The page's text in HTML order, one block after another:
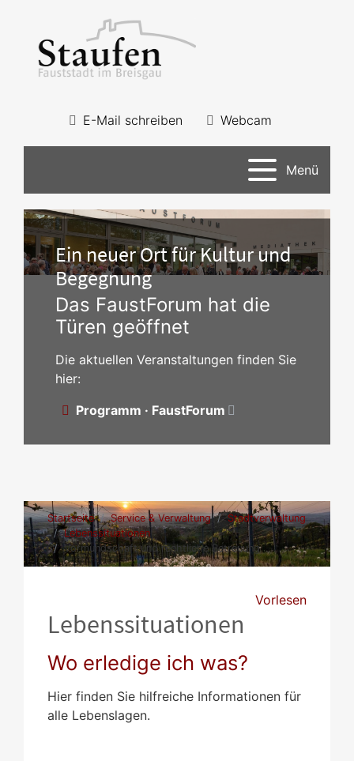
E-Mail schreiben Webcam
Menü
Ein neuer Ort für Kultur und
Begegnung
Das FaustForum hat die
Türen geöffnet
Die aktuellen Veranstaltungen finden Sie
hier:
Programm · FaustForum
Startseite Service & Verwaltung
Stadtverwaltung
Lebenssituationen
Vormundschaft und rechtliche Betreuung
Vorlesen
Lebenssituationen
Wo erledige ich was?
Hier finden Sie hilfreiche Informationen für
alle Lebenslagen.